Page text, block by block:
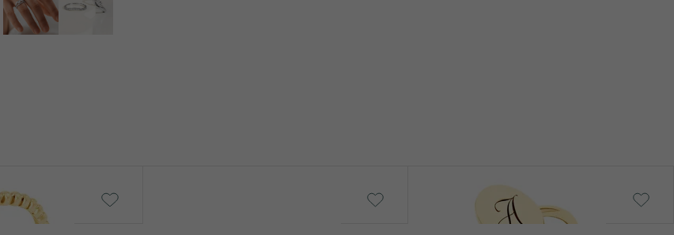
od 17 690 Kč